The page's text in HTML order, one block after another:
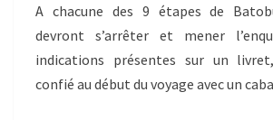
A chacune des 9 étapes de
devront s’arrêter et mener
indications présentes sur un
confié au début du voyage avec un